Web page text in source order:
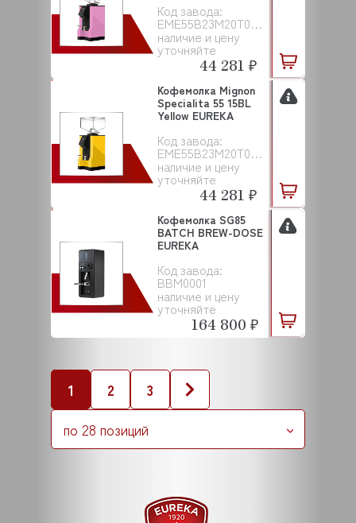
Код завода:
EME55B23M20T00NAC259
наличие и цену
уточняйте
44 281 ₽
Код завода:
EME55B23M20T00NAC151
наличие и цену
уточняйте
Кофемолка Mignon
Specialita 55 15BL
Yellow EUREKA
44 281 ₽
Код завода:
BBM0001
наличие и цену
уточняйте
Кофемолка SG85
BATCH BREW-DOSE
EUREKA
164 800 ₽
1 2
3
по 28 позиций